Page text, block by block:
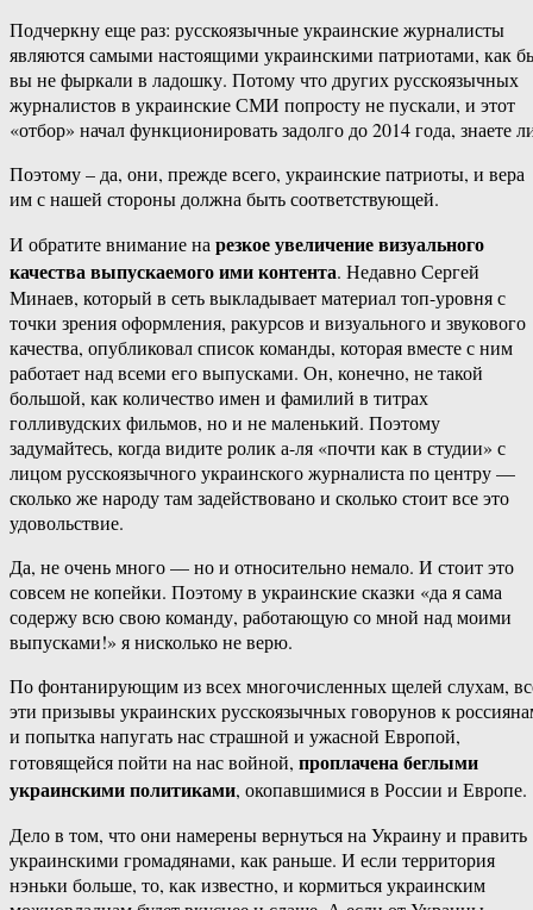
Подчеркну еще раз: русскоязычные украинские журналисты
являются самыми настоящими украинскими патриотами, как
вы не фыркали в ладошку. Потому что других русскоязычных
журналистов в украинские СМИ попросту не пускали, и этот
«отбор» начал функционировать задолго до 2014 года, знаете
Поэтому – да, они, прежде всего, украинские патриоты, и вера
им с нашей стороны должна быть соответствующей.
И обратите внимание нарезкое увеличение визуального
качества выпускаемого ими контента. Недавно Сергей
Минаев, который в сеть выкладывает материал топ-уровня с
точки зрения оформления, ракурсов и визуального и звукового
качества, опубликовал список команды, которая вместе с ним
работает над всеми его выпусками. Он, конечно, не такой
большой, как количество имен и фамилий в титрах
голливудских фильмов, но и не маленький. Поэтому
задумайтесь, когда видите ролик а-ля «почти как в студии» с
лицом русскоязычного украинского журналиста по центру —
сколько же народу там задействовано и сколько стоит все это
удовольствие.
Да, не очень много — но и относительно немало. И стоит это
совсем не копейки. Поэтому в украинские сказки «да я сама
содержу всю свою команду, работающую со мной над моими
выпусками!» я нисколько не верю.
По фонтанирующим из всех многочисленных щелей слухам,
эти призывы украинских русскоязычных говорунов к
и попытка напугать нас страшной и ужасной Европой,
готовящейся пойти на нас войной, проплачена беглыми
украинскими политиками, окопавшимися в России и Европе.
Дело в том, что они намерены вернуться на Украину и править
украинскими громадянами, как раньше. И если территория
нэньки больше, то, как известно, и кормиться украинским